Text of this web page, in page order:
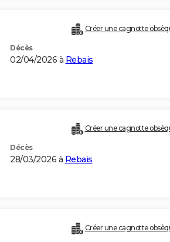
Créer une cagnotte
Décès
02/04/2026 à Rebais
Créer une cagnotte
Décès
28/03/2026 à Rebais
Créer une cagnotte